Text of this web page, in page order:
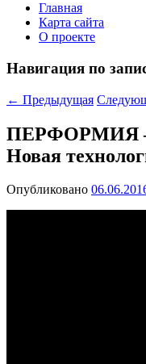
Главная
Карта сайта
О проекте
Навигация по
← Предыдущая
ПЕРФОРМИЯ —
Новая
Опубликовано